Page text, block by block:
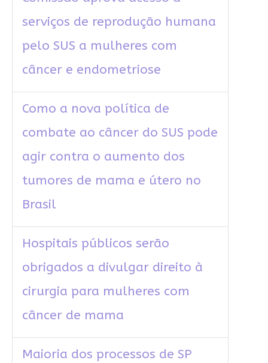
serviços de reprodução humana
pelo SUS a mulheres com
câncer e endometriose
Como a nova política de
combate ao câncer do SUS pode
agir contra o aumento dos
tumores de mama e útero no
Brasil
Hospitais públicos serão
obrigados a divulgar direito à
cirurgia para mulheres com
câncer de mama
Maioria dos processos de SP